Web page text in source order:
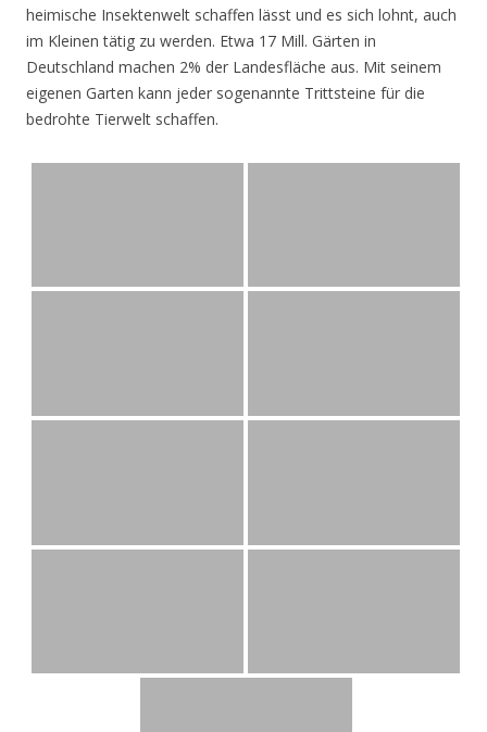
heimische Insektenwelt schaffen lässt und es sich lohnt, auch
im Kleinen tätig zu werden. Etwa 17 Mill. Gärten in
Deutschland machen 2% der Landesfläche aus. Mit seinem
eigenen Garten kann jeder sogenannte Trittsteine für die
bedrohte Tierwelt schaffen.